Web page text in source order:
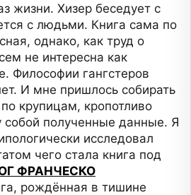
жизни. Хизер беседует с
с людьми. Книга сама по
однако, как труд о
не интересна как
Философии гангстеров
И мне пришлось собирать
крупицам, кропотливо
полученные данные. Я
исследовал
чего стала книга под
ФРАНЧЕСКО
рождённая в тишине